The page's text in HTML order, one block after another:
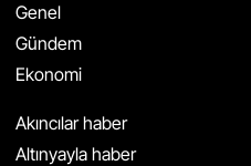
Genel
Gündem
Ekonomi
Akıncılar haber
Altınyayla haber